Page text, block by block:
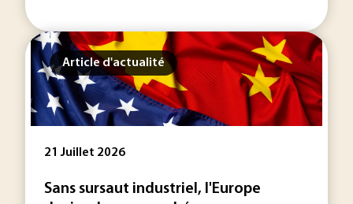
Article d'actualité
21 Juillet 2026
Sans sursaut industriel, l'Europe